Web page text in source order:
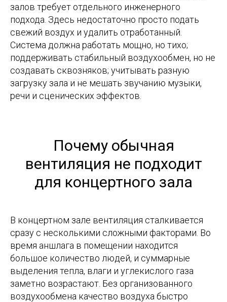
залов требует отдельного инженерного
подхода. Здесь недостаточно просто подать
свежий воздух и удалить отработанный.
Система должна работать мощно, но тихо;
поддерживать стабильный воздухообмен, но не
создавать сквозняков; учитывать разную
загрузку зала и не мешать звучанию музыки,
речи и сценических эффектов.
Почему обычная
вентиляция не подходит
для концертного зала
В концертном зале вентиляция сталкивается
сразу с несколькими сложными факторами. Во
время аншлага в помещении находится
большое количество людей, и суммарные
выделения тепла, влаги и углекислого газа
заметно возрастают. Без организованного
воздухообмена качество воздуха быстро